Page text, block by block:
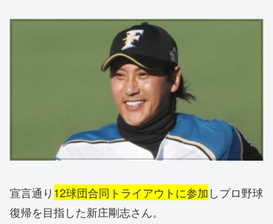
宣言通り12球団合同トライアウトに参加 しプロ野球
復帰を目指した新庄剛志さん。